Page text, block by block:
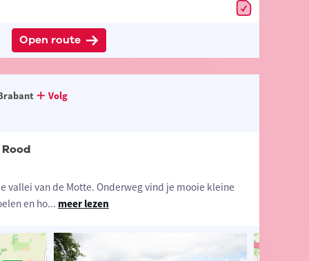
Open route
Volg
vallei van de Motte. Onderweg vind je mooie kleine
en ho... meer lezen